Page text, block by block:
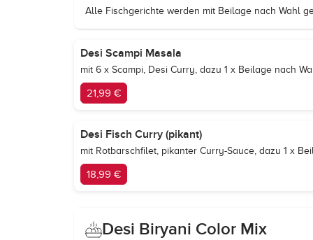
Alle Fischgerichte werden mit Beilage nach Wahl
Desi Scampi Masala
mit 6 x Scampi, Desi Curry, dazu 1 x Beilage nach
21,99 €
Desi Fisch Curry (pikant)
mit Rotbarschfilet, pikanter Curry-Sauce, dazu 1 x
18,99 €
Desi Biryani Color Mix